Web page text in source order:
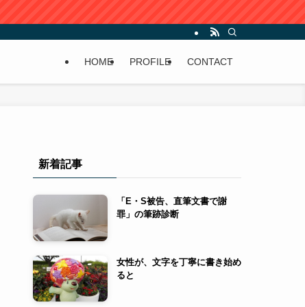
HOME PROFILE CONTACT
新着記事
「E・S被告、直筆文書で謝
罪」の筆跡診断
女性が、文字を丁寧に書き始め
ると